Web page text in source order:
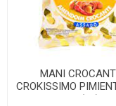
MANI
CROKISSIMO
GR. (24)